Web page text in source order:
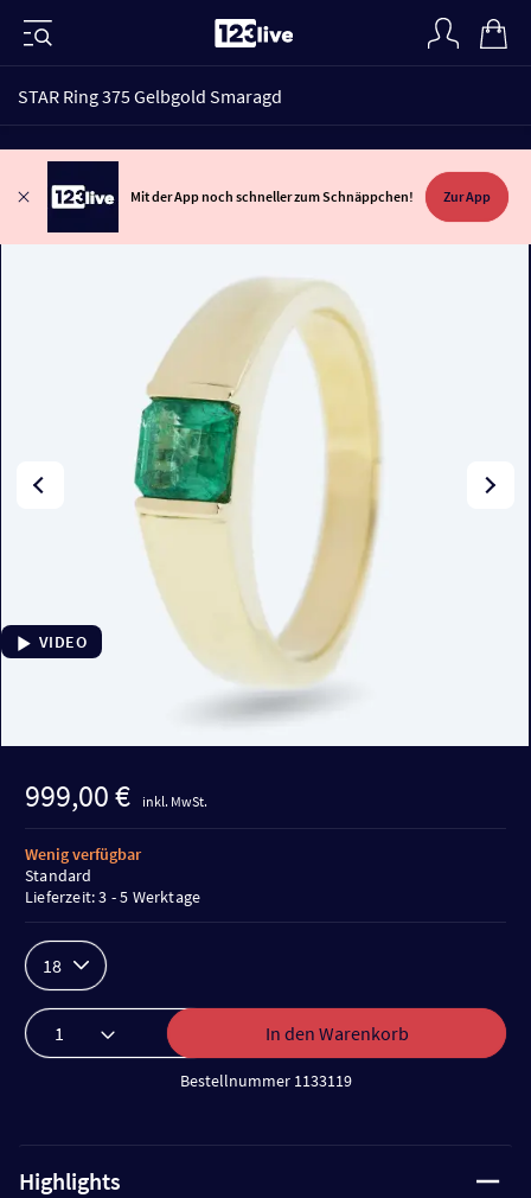
STAR Ring 375 Gelbgold Smaragd
Mit der App noch schneller zum Schnäppchen! Zur App
VIDEO
999,00 € inkl. MwSt.
18
In den Warenkorb
Bestellnummer 1133119
Wenig verfügbar
Standard
Lieferzeit: 3 - 5 Werktage
Highlights